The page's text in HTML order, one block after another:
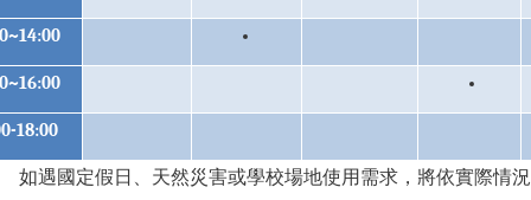
18:00
如遇國定假日、天然災害或學校場地使用需求，將依實際情況